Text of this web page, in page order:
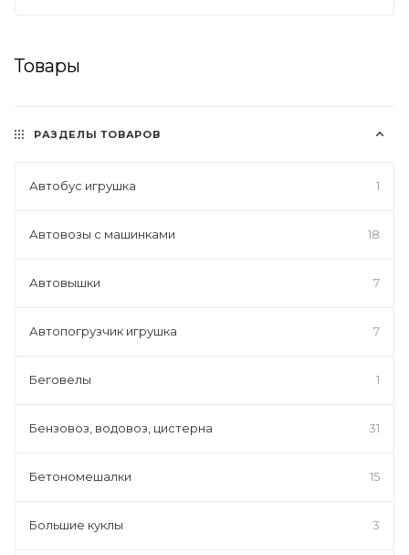
Товары
РАЗДЕЛЫ ТОВАРОВ
Автобус игрушка 1
Автовозы с машинками 18
Автовышки 7
Автопогрузчик игрушка 7
Беговелы 1
Бензовоз, водовоз, цистерна 31
Бетономешалки 15
Большие куклы 3